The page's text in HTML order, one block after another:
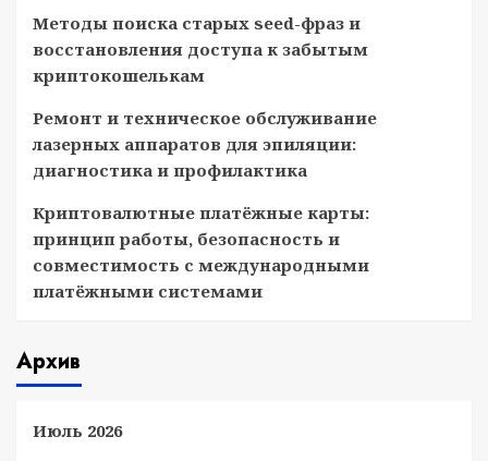
Методы поиска старых seed-фраз и
восстановления доступа к забытым
криптокошелькам
Ремонт и техническое обслуживание
лазерных аппаратов для эпиляции:
диагностика и профилактика
Криптовалютные платёжные карты:
принцип работы, безопасность и
совместимость с международными
платёжными системами
Архив
Июль 2026